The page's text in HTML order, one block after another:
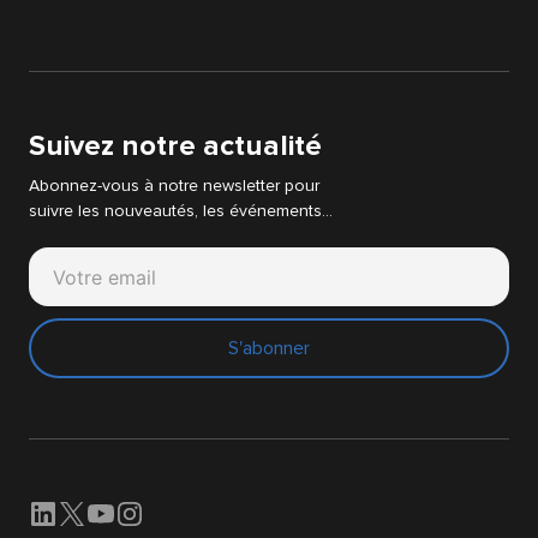
Support Cyllene
Suivez notre actualité
Abonnez-vous à notre newsletter pour
suivre les nouveautés, les événements…
S'abonner